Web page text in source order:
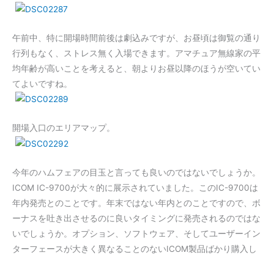
午前中、特に開場時間前後は劇込みですが、お昼頃は御覧の通り
行列もなく、ストレス無く入場できます。アマチュア無線家の平
均年齢が高いことを考えると、朝よりお昼以降のほうが空いてい
てよいですね。
開場入口のエリアマップ。
今年のハムフェアの目玉と言っても良いのではないでしょうか。
ICOM IC-9700が大々的に展示されていました。このIC-9700は
年内発売とのことです。年末ではない年内とのことですので、ボ
ーナスを吐き出させるのに良いタイミングに発売されるのではな
いでしょうか。オプション、ソフトウェア、そしてユーザーイン
ターフェースが大きく異なることのないICOM製品ばかり購入し